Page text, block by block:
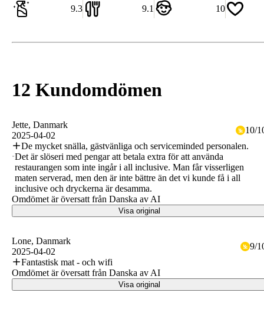
9.3 9.1 10
12 Kundomdömen
Jette, Danmark
2025-04-02
10/
De mycket snälla, gästvänliga och serviceminded personalen.
Det är slöseri med pengar att betala extra för att använda
restaurangen som inte ingår i all inclusive. Man får visserligen
maten serverad, men den är inte bättre än det vi kunde få i all
inclusive och dryckerna är desamma.
Omdömet är översatt från Danska av AI
Visa original
Lone, Danmark
2025-04-02
9/
Fantastisk mat - och wifi
Omdömet är översatt från Danska av AI
Visa original